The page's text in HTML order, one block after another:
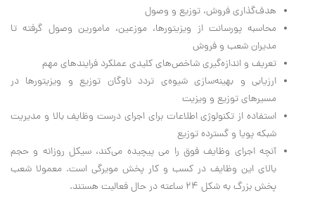
هدف‌گذاری فروش، توزیع و وصول
محاسبه پورسانت از ویزیتورها، موزعین، مامورین وصول گرفته تا
مدیران شعب و فروش
تعریف و اندازه‌گیری شاخص‌های کلیدی عملکرد فرایندهای مهم
ارزیابی و بهینه‌سازی شیوه‌ی تردد ناوگان توزیع و ویزیتورها در
مسیرهای توزیع و ویزیت
استفاده از تکنولوژی اطلاعات برای اجرای درست وظایف بالا و مدیریت
شبکه پویا و گسترده توزیع
آنچه اجرای وظایف فوق را می پیچیده می‌کند، سیکل روزانه و حجم
بالای این وظایف در کسب و کار پخش مویرگی است. معمولا شعب
پخش بزرگ به شکل 24 ساعته در حال فعالیت هستند.